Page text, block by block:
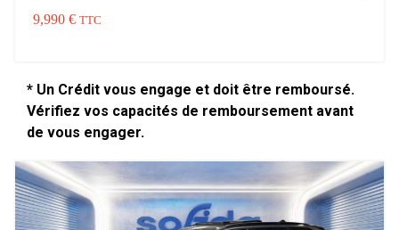
9,990 € TTC
* Un Crédit vous engage et doit être remboursé.
Vérifiez vos capacités de remboursement avant
de vous engager.